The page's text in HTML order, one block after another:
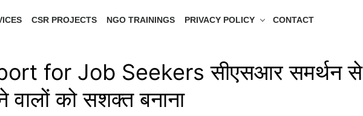
CSR PROJECTS NGO TRAININGS PRIVACY POLICY CONTACT
for Job Seekers सीएसआर समर्थन से
वालों को सशक्त बनाना